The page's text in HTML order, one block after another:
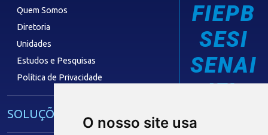
O nosso site usa
Quem Somos
Diretoria
Unidades
Estudos e Pesquisas
Política de Privacidade
SOLUÇÕES E SERVIÇOS
FIEPB
SESI
SENAI
IEL